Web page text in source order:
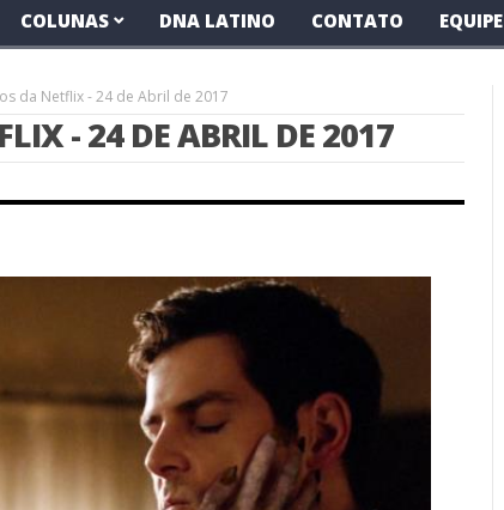
COLUNAS DNA LATINO CONTATO EQUIPE
da Netflix - 24 de Abril de 2017
- 24 DE ABRIL DE 2017